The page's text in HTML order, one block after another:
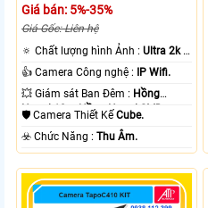
Giá bán: 5%-35%
Giá Gốc: Liên hệ
🔅 Chất lượng hình Ảnh :Ultra 2k +
.
👍 Camera Công nghệ : IP Wifi.
💥 Giám sát Ban Đêm : Hồng
Ngoại 10m Hồng Ngoại SMD.
🛡 Camera Thiết KếCube.
️☣️ Chức Năng :Thu Âm.